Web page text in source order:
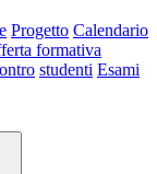
Progetto Calendario
formativa
studenti Esami